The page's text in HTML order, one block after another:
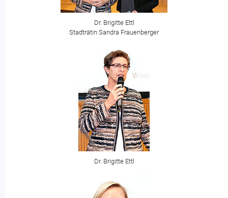
Dr. Brigitte Ettl
Stadträtin Sandra Frauenberger
Dr. Brigitte Ettl